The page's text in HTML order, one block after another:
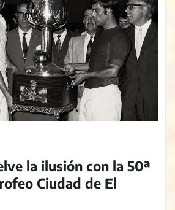
la ilusión con la 50ª
Ciudad de El